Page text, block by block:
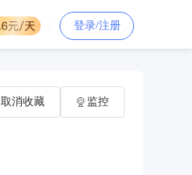
登录/注册
取消收藏 监控